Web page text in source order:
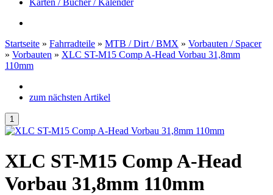
Karten / Bücher / Kalender
Startseite » Fahrradteile » MTB / Dirt / BMX » Vorbauten / Spacer
» Vorbauten » XLC ST-M15 Comp A-Head Vorbau 31,8mm
110mm
zum nächsten Artikel
XLC ST-M15 Comp A-Head
Vorbau 31,8mm 110mm